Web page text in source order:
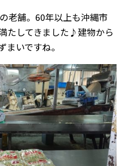
老舗。60年以上も沖縄市
たしてきました♪建物から
まいですね。